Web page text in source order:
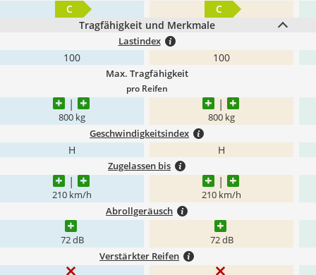
C
C
Tragfähigkeit und Merkmale
Lastindex
100 100
Max. Tragfähigkeit
pro Reifen
800 kg 800 kg
Geschwindigkeitsindex
H H
Zugelassen bis
210 km/h 210 km/h
Abrollgeräusch
72 dB 72 dB
Verstärkter Reifen